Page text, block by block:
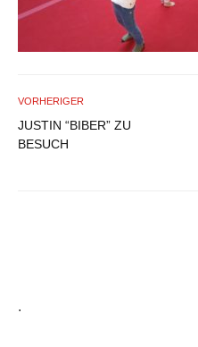
VORHERIGER
JUSTIN “BIBER” ZU
BESUCH
.